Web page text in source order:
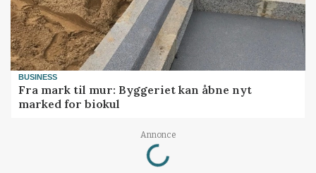
BUSINESS
Fra mark til mur: Byggeriet kan åbne nyt
marked for biokul
Annonce
Loading...